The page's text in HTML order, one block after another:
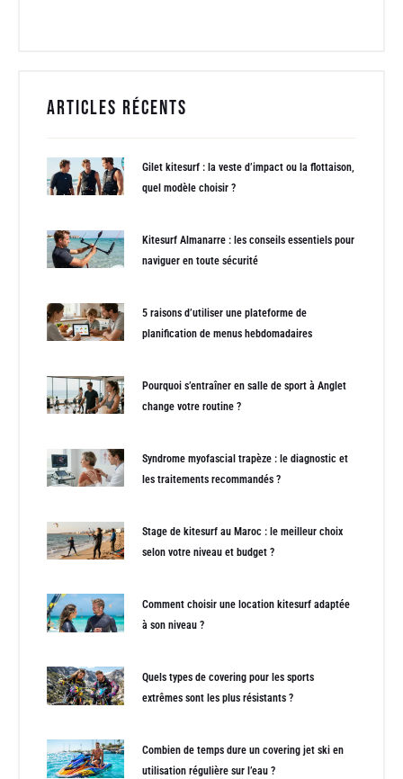
Articles récents
Gilet kitesurf : la veste d’impact ou la flottaison,
quel modèle choisir ?
Kitesurf Almanarre : les conseils essentiels pour
naviguer en toute sécurité
5 raisons d’utiliser une plateforme de
planification de menus hebdomadaires
Pourquoi s’entraîner en salle de sport à Anglet
change votre routine ?
Syndrome myofascial trapèze : le diagnostic et
les traitements recommandés ?
Stage de kitesurf au Maroc : le meilleur choix
selon votre niveau et budget ?
Comment choisir une location kitesurf adaptée
à son niveau ?
Quels types de covering pour les sports
extrêmes sont les plus résistants ?
Combien de temps dure un covering jet ski en
utilisation régulière sur l’eau ?